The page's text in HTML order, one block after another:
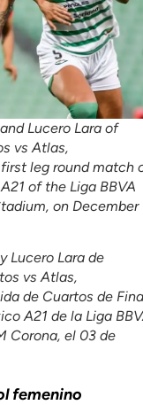
Lucero Lara of
vs Atlas,
leg round match
of the Liga BBVA
on December
Lucero Lara de
vs Atlas,
de Cuartos de
A21 de la Liga
Corona, el 03 de
femenino